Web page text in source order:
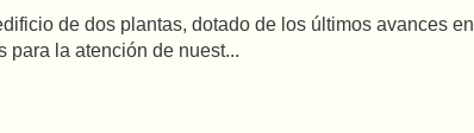
de dos plantas, dotado de los últimos avances en
para la atención de nuest...